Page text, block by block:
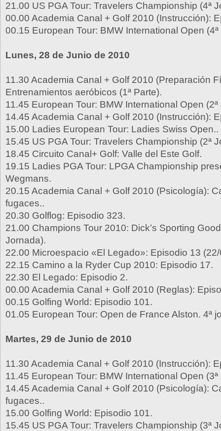
21.00 US PGA Tour: Travelers Championship (4ª
00.00 Academia Canal + Golf 2010 (Instrucción):
00.15 European Tour: BMW International Open
Lunes, 28 de Junio de 2010
11.30 Academia Canal + Golf 2010 (Preparación
Entrenamientos aeróbicos (1ª Parte).
11.45 European Tour: BMW International Open
14.45 Academia Canal + Golf 2010 (Instrucción):
15.00 Ladies European Tour: Ladies Swiss Open..
15.45 US PGA Tour: Travelers Championship (2ª
18.45 Circuito Canal+ Golf: Valle del Este Golf.
19.15 Ladies PGA Tour: LPGA Championship
Wegmans.
20.15 Academia Canal + Golf 2010 (Psicología):
fugaces..
20.30 Golflog: Episodio 323.
21.00 Champions Tour 2010: Dick’s Sporting
Jornada).
22.00 Microespacio «El Legado»: Episodio 13
22.15 Camino a la Ryder Cup 2010: Episodio 17.
22.30 El Legado: Episodio 2.
00.00 Academia Canal + Golf 2010 (Reglas):
00.15 Golfing World: Episodio 101.
01.05 European Tour: Open de France Alston. 4ª
Martes, 29 de Junio de 2010
11.30 Academia Canal + Golf 2010 (Instrucción):
11.45 European Tour: BMW International Open
14.45 Academia Canal + Golf 2010 (Psicología):
fugaces..
15.00 Golfing World: Episodio 101.
15.45 US PGA Tour: Travelers Championship (3ª